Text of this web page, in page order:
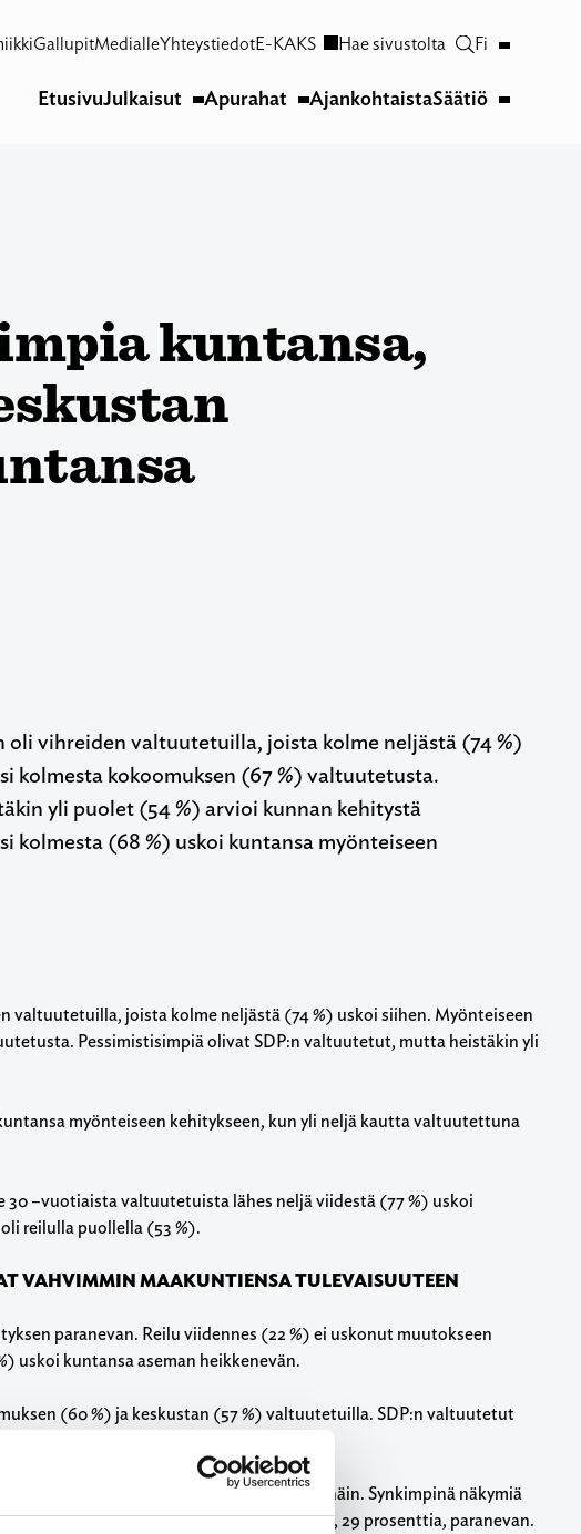
GallupitMedialleYhteystiedotE-KAKS Hae sivustolta Fi
EtusivuJulkaisut Apurahat AjankohtaistaSäätiö
kuntansa,
oli vihreiden valtuutetuilla, joista kolme neljästä (74 %)
kolmesta kokoomuksen (67 %) valtuutetusta.
yli puolet (54 %) arvioi kunnan kehitystä
kolmesta (68 %) uskoi kuntansa myönteiseen
valtuutetuilla, joista kolme neljästä (74 %) uskoi siihen. Myönteiseen
Pessimistisimpiä olivat SDP:n valtuutetut, mutta heistäkin yli
myönteiseen kehitykseen, kun yli neljä kautta valtuutettuna
–vuotiaista valtuutetuista lähes neljä viidestä (77 %) uskoi
reilulla puollella (53 %).
VAHVIMMIN MAAKUNTIENSA TULEVAISUUTEEN
paranevan. Reilu viidennes (22 %) ei uskonut muutokseen
uskoi kuntansa aseman heikkenevän.
(60 %) ja keskustan (57 %) valtuutetuilla. SDP:n valtuutetut
jossa kaksi kolmesta (68 %) uskoi näin. Synkimpinä näkymiä
heikkenevän ja hieman vähemmän, 29 prosenttia, paranevan.